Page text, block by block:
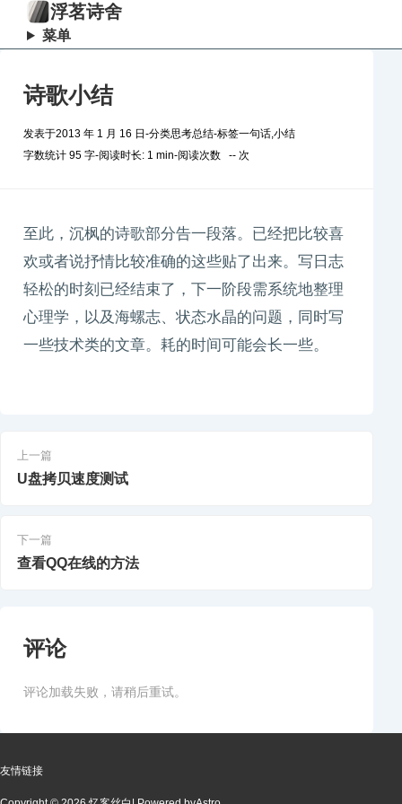
浮茗诗舍
菜单
诗歌小结
发表于2013 年 1 月 16 日 -分类思考总结-标签一句话,小结
字数统计 95 字-阅读时长: 1 min-阅读次数 -- 次
至此，沉枫的诗歌部分告一段落。已经把比较喜
欢或者说抒情比较准确的这些贴了出来。写日志
轻松的时刻已经结束了，下一阶段需系统地整理
心理学，以及海螺志、状态水晶的问题，同时写
一些技术类的文章。耗的时间可能会长一些。
上一篇
U盘拷贝速度测试
下一篇
查看QQ在线的方法
评论
评论加载失败，请稍后重试。
友情链接